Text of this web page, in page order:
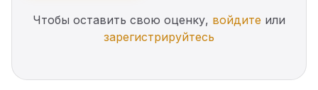
Чтобы оставить свою оценку, войдите или
зарегистрируйтесь